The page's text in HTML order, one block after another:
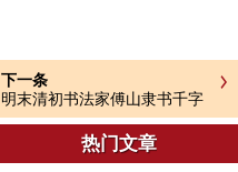
下一条
明末清初书法家傅山隶书千字
文
热门文章